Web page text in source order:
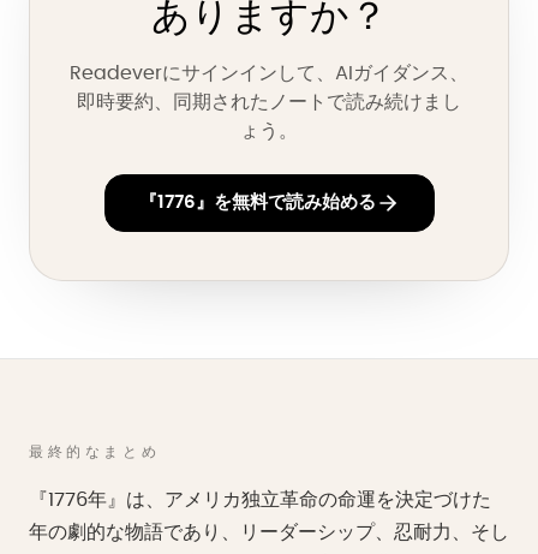
ありますか？
Readeverにサインインして、AIガイダンス、
即時要約、同期されたノートで読み続けまし
ょう。
『1776』を無料で読み始める
最終的なまとめ
『1776年』は、アメリカ独立革命の命運を決定づけた
年の劇的な物語であり、リーダーシップ、忍耐力、そし